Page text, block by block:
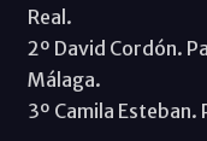
Real.
2º David Cordón.
Málaga.
3º Camila